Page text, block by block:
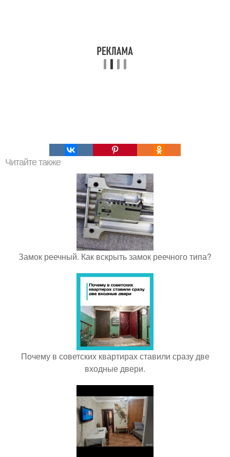
Читайте также
Замок реечный. Как вскрыть замок реечного типа?
Почему в советских квартирах ставили сразу две
входные двери.